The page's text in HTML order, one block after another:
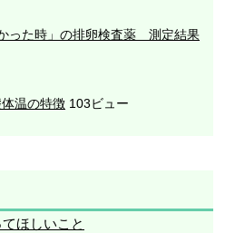
った時」の排卵検査薬 測定結果
温の特徴 103ビュー
ほしいこと